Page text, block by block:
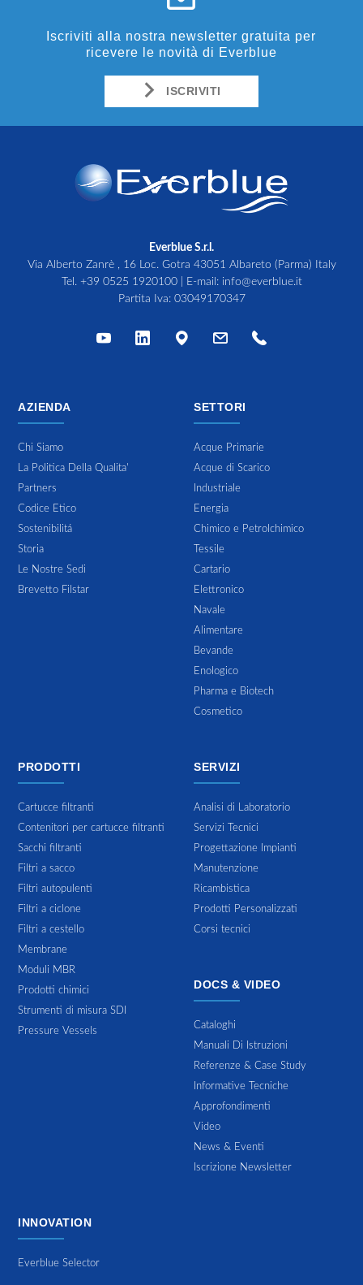
Iscriviti alla nostra newsletter gratuita per
ricevere le novità di Everblue
ISCRIVITI
Everblue S.r.l.
Via Alberto Zanrè , 16 Loc. Gotra 43051 Albareto (Parma) Italy
Tel. +39 0525 1920100| E-mail: info@everblue.it
Partita Iva: 03049170347
AZIENDA
Chi Siamo
La Politica Della Qualita'
Partners
Codice Etico
Sostenibilitá
Storia
Le Nostre Sedi
Brevetto Filstar
SETTORI
Acque Primarie
Acque di Scarico
Industriale
Energia
Chimico e Petrolchimico
Tessile
Cartario
Elettronico
Navale
Alimentare
Bevande
Enologico
Pharma e Biotech
Cosmetico
PRODOTTI
Cartucce filtranti
Contenitori per cartucce filtranti
Sacchi filtranti
Filtri a sacco
Filtri autopulenti
Filtri a ciclone
Filtri a cestello
Membrane
Moduli MBR
Prodotti chimici
Strumenti di misura SDI
Pressure Vessels
SERVIZI
Analisi di Laboratorio
Servizi Tecnici
Progettazione Impianti
Manutenzione
Ricambistica
Prodotti Personalizzati
Corsi tecnici
DOCS & VIDEO
Cataloghi
Manuali Di Istruzioni
Referenze & Case Study
Informative Tecniche
Approfondimenti
Video
News & Eventi
Iscrizione Newsletter
INNOVATION
Everblue Selector